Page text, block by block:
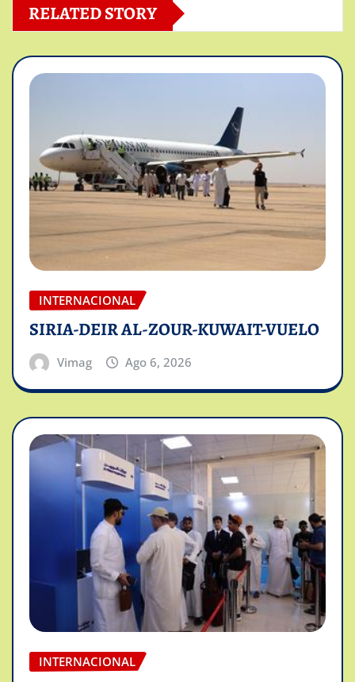
RELATED STORY
INTERNACIONAL
SIRIA-DEIR AL-ZOUR-KUWAIT-VUELO
Vimag Ago 6, 2026
INTERNACIONAL